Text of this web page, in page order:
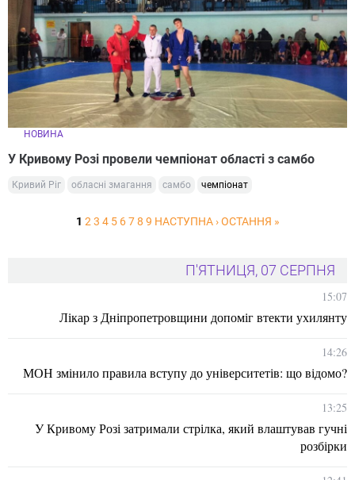
НОВИНА
У Кривому Розі провели чемпіонат області з самбо
Кривий Ріг обласні змагання самбо чемпіонат
1 2 3 4 5 6 7 8 9 НАСТУПНА › ОСТАННЯ »
П'ЯТНИЦЯ, 07 СЕРПНЯ
15:07
Лікар з Дніпропетровщини допоміг втекти ухилянту
14:26
МОН змінило правила вступу до університетів: що відомо?
13:25
У Кривому Розі затримали стрілка, який влаштував гучні
розбірки